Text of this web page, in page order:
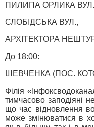
ПИЛИПА ОРЛИКА
СЛОБІДСЬКА ВУЛ.,
АРХІТЕКТОРА
До 18:00:
ШЕВЧЕНКА (ПОС.
Філія
тимчасово заподіяні
що час відновлення
може змінюватися в